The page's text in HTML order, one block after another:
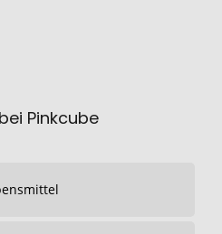
Pinkcube